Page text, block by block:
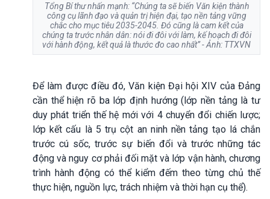
Tổng Bí thư nhấn mạnh: “Chúng ta sẽ biến Văn kiện thành
công cụ lãnh đạo và quản trị hiện đại, tạo nền tảng vững
chắc cho mục tiêu 2035-2045. Đó cũng là cam kết của
chúng ta trước nhân dân: nói đi đôi với làm, kế hoạch đi đôi
với hành động, kết quả là thước đo cao nhất” - Ảnh: TTXVN
Để làm được điều đó, Văn kiện Đại hội XIV của Đảng
cần thể hiện rõ ba lớp định hướng (lớp nền tảng là tư
duy phát triển thế hệ mới với 4 chuyển đổi chiến lược;
lớp kết cấu là 5 trụ cột an ninh nền tảng tạo lá chắn
trước cú sốc, trước sự biến đổi và trước những tác
động và nguy cơ phải đối mặt và lớp vận hành, chương
trình hành động có thể kiểm đếm theo từng chủ thế
thực hiện, nguồn lực, trách nhiệm và thời hạn cụ thể).